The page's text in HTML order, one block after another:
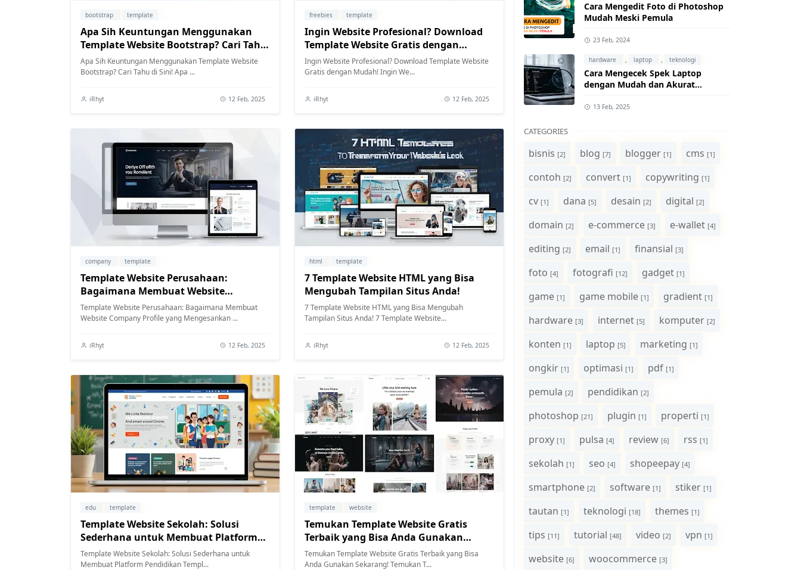
bootstrap template
Apa Sih Keuntungan Menggunakan
Template Website Bootstrap? Cari Tahu
di Sini!
Apa Sih Keuntungan Menggunakan Template Website
Bootstrap? Cari Tahu di Sini! Apa ...
iRhyt 12 Feb, 2025
freebies template
Ingin Website Profesional? Download
Template Website Gratis dengan
Mudah!
Ingin Website Profesional? Download Template Website
Gratis dengan Mudah! Ingin We...
iRhyt 12 Feb, 2025
company template
Template Website Perusahaan:
Bagaimana Membuat Website
Company Profile yang Mengesankan
Template Website Perusahaan: Bagaimana Membuat
Website Company Profile yang Mengesankan ...
iRhyt 12 Feb, 2025
html template
7 Template Website HTML yang Bisa
Mengubah Tampilan Situs Anda!
7 Template Website HTML yang Bisa Mengubah
Tampilan Situs Anda! 7 Template Website...
iRhyt 12 Feb, 2025
edu template
Template Website Sekolah: Solusi
Sederhana untuk Membuat Platform
Pendidikan
Template Website Sekolah: Solusi Sederhana untuk
Membuat Platform Pendidikan Templ...
template website
Temukan Template Website Gratis
Terbaik yang Bisa Anda Gunakan
Sekarang!
Temukan Template Website Gratis Terbaik yang Bisa
Anda Gunakan Sekarang! Temukan T...
Cara Mengedit Foto di Photoshop
Mudah Meski Pemula
23 Feb, 2024
hardware , laptop , teknologi
Cara Mengecek Spek Laptop
dengan Mudah dan Akurat
13 Feb, 2025
CATEGORIES
bisnis [2] blog [7] blogger [1] cms [1]
contoh [2] convert [1] copywriting [1]
cv [1] dana [5] desain [2] digital [2]
domain [2] e-commerce [3] e-wallet [4]
editing [2] email [1] finansial [3]
foto [4] fotografi [12] gadget [1]
game [1] game mobile [1] gradient [1]
hardware [3] internet [5] komputer [2]
konten [1] laptop [5] marketing [1]
ongkir [1] optimasi [1] pdf [1]
pemula [2] pendidikan [2]
photoshop [21] plugin [1] properti [1]
proxy [1] pulsa [4] review [6] rss [1]
sekolah [1] seo [4] shopeepay [4]
smartphone [2] software [1] stiker [1]
tautan [1] teknologi [18] themes [1]
tips [11] tutorial [48] video [2] vpn [1]
website [6] woocommerce [3]